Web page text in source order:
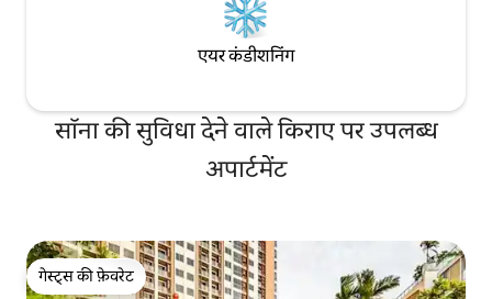
एयर कंडीशनिंग
सॉना की सुविधा देने वाले किराए पर उपलब्ध
अपार्टमेंट
गेस्ट्स की फ़ेवरेट
गेस्ट्स की फ़ेवरेट